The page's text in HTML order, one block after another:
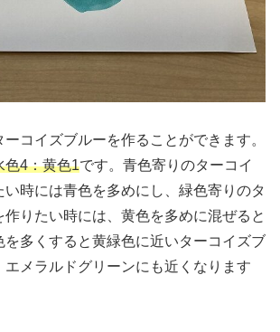
コイズブルーを作ることができます。
色4：黄色1です。青色寄りのターコイ
い時には青色を多めにし、緑色寄りのタ
作りたい時には、黄色を多めに混ぜると
を多くすると黄緑色に近いターコイズブ
エメラルドグリーンにも近くなります